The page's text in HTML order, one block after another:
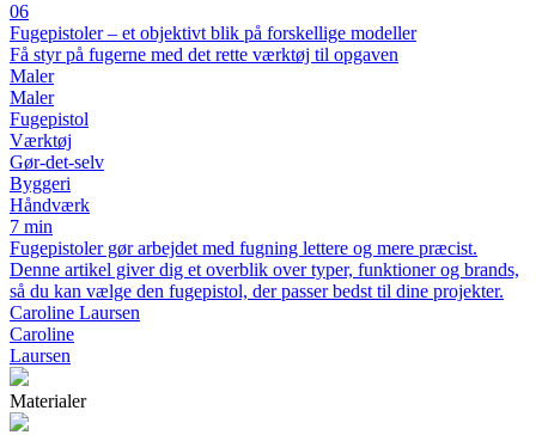
06
Fugepistoler – et objektivt blik på forskellige modeller
Få styr på fugerne med det rette værktøj til opgaven
Maler
Maler
Fugepistol
Værktøj
Gør-det-selv
Byggeri
Håndværk
7 min
Fugepistoler gør arbejdet med fugning lettere og mere præcist.
Denne artikel giver dig et overblik over typer, funktioner og brands,
så du kan vælge den fugepistol, der passer bedst til dine projekter.
Caroline Laursen
Caroline
Laursen
Materialer